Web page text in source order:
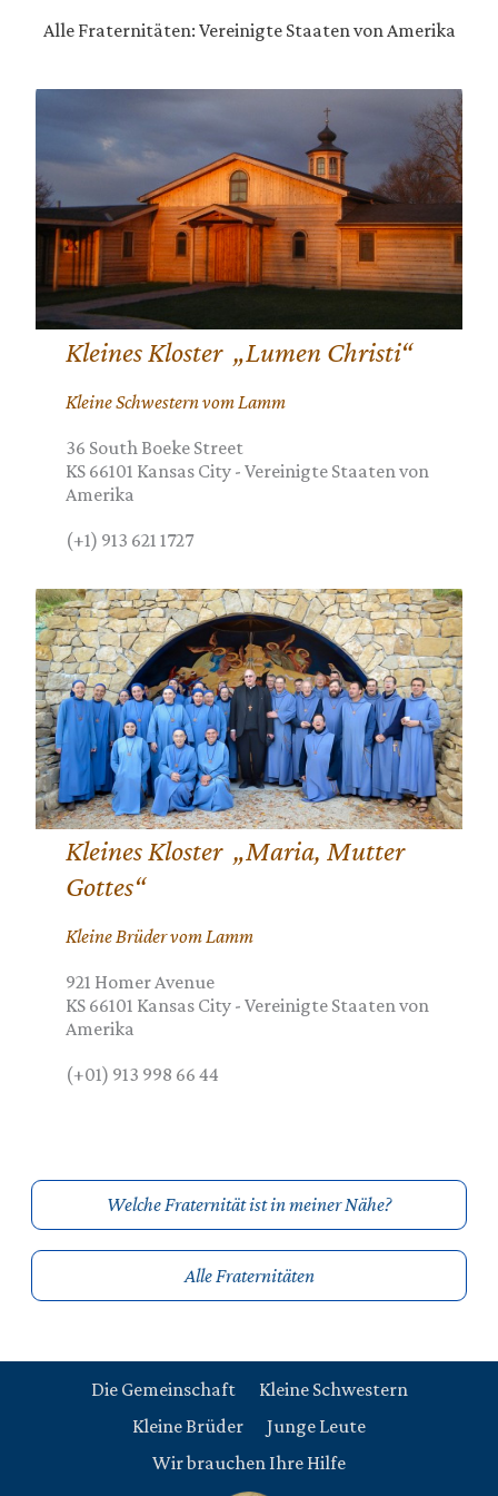
Alle Fraternitäten: Vereinigte Staaten von Amerika
Kleines Kloster „Lumen Christi“
Kleine Schwestern vom Lamm
36 South Boeke Street
KS 66101 Kansas City -Vereinigte Staaten von
Amerika
(+1) 913 621 1727
Kleines Kloster „Maria, Mutter
Gottes“
Kleine Brüder vom Lamm
921 Homer Avenue
KS 66101 Kansas City -Vereinigte Staaten von
Amerika
(+01) 913 998 66 44
Welche Fraternität ist in meiner Nähe?
Alle Fraternitäten
Die Gemeinschaft
Kleine Schwestern
Kleine Brüder
Junge Leute
Wir brauchen Ihre Hilfe